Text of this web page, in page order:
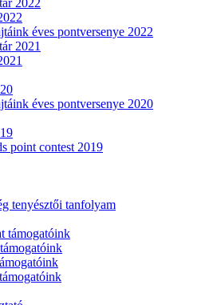
2022
éves pontversenye 2022
2021
éves pontversenye 2020
point contest 2019
tenyésztői tanfolyam
támogatóink